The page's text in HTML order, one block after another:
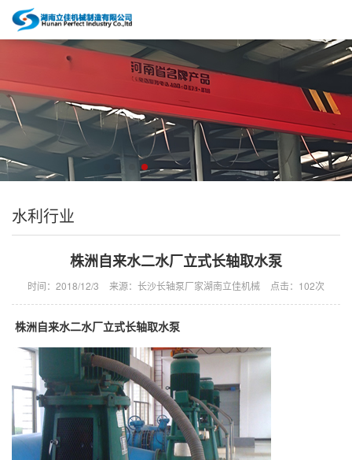
水利行业
株洲自来水二水厂立式长轴取水泵
时间：2018/12/3 来源：长沙长轴泵厂家湖南立佳机械 点击： 102次
株洲自来水二水厂立式长轴取水泵